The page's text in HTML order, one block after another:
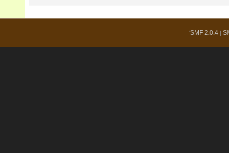
'SMF 2.0.4 |